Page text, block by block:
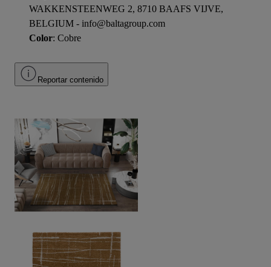
WAKKENSTEENWEG 2, 8710 BAAFS VIJVE,
BELGIUM - info@baltagroup.com
Color: Cobre
Reportar contenido